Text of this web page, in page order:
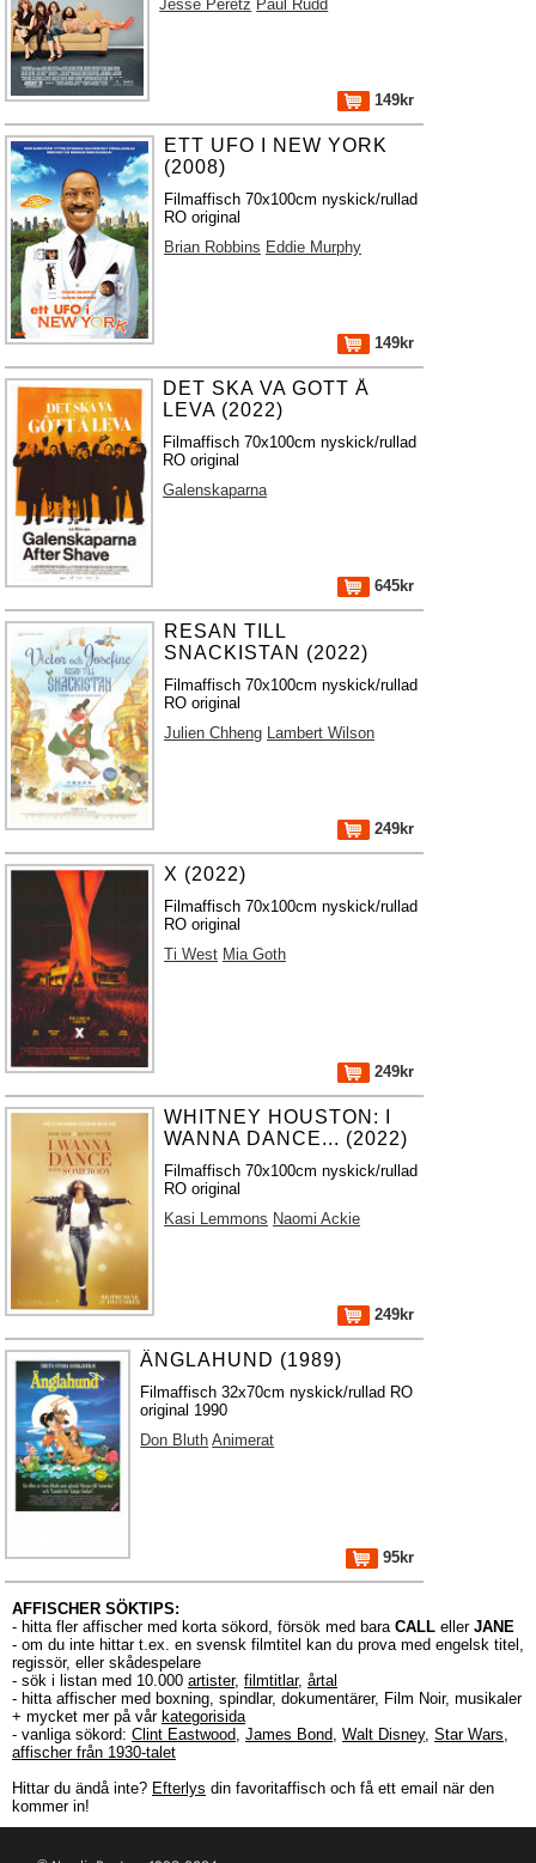
Jesse Peretz Paul Rudd
149kr
ETT UFO I NEW YORK
(2008)
Filmaffisch 70x100cm nyskick/rullad
RO original
Brian Robbins Eddie Murphy
149kr
DET SKA VA GOTT Å
LEVA (2022)
Filmaffisch 70x100cm nyskick/rullad
RO original
Galenskaparna
645kr
RESAN TILL
SNACKISTAN (2022)
Filmaffisch 70x100cm nyskick/rullad
RO original
Julien Chheng Lambert Wilson
249kr
X (2022)
Filmaffisch 70x100cm nyskick/rullad
RO original
Ti West Mia Goth
249kr
WHITNEY HOUSTON: I
WANNA DANCE... (2022)
Filmaffisch 70x100cm nyskick/rullad
RO original
Kasi Lemmons Naomi Ackie
249kr
ÄNGLAHUND (1989)
Filmaffisch 32x70cm nyskick/rullad RO
original 1990
Don Bluth Animerat
95kr
AFFISCHER SÖKTIPS:
- hitta fler affischer med korta sökord, försök med bara CALL eller JANE
- om du inte hittar t.ex. en svensk filmtitel kan du prova med engelsk titel,
regissör, eller skådespelare
- sök i listan med 10.000 artister, filmtitlar, årtal
- hitta affischer med boxning, spindlar, dokumentärer, Film Noir, musikaler
+ mycket mer på vår kategorisida
- vanliga sökord: Clint Eastwood, James Bond, Walt Disney, Star Wars,
affischer från 1930-talet
Hittar du ändå inte? Efterlys din favoritaffisch och få ett email när den
kommer in!